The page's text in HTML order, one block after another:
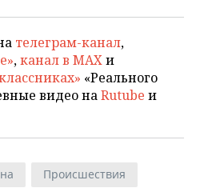
телеграм-канал,
,канал в MAXи
«Реального
видео наRutube и
Происшествия